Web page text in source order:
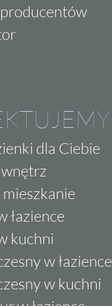
dla Ciebie
mieszkanie
łazience
kuchni
w łazience
w kuchni